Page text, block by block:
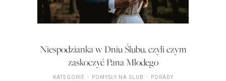
Niespodzianka w Dniu Ślubu, czyli czym
zaskoczyć Pana Młodego
KATEGORIE POMYSŁY NA ŚLUB PORADY